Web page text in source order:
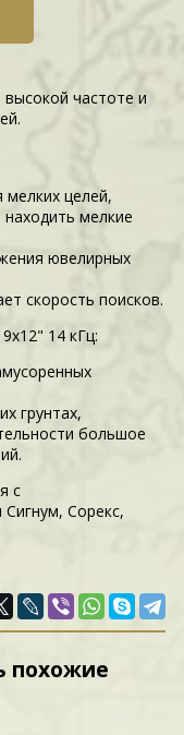
частоте и
мелких целей,
мелкие
ювелирных
скорость поисков.
14 кГц:
грунтах,
большое
с
Сорекс,
похожие